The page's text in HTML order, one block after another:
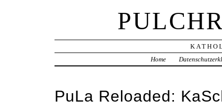
Home
PuLa Reloaded: